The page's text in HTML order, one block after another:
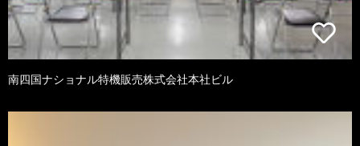
南四国ナショナル特機販売株式会社本社ビル